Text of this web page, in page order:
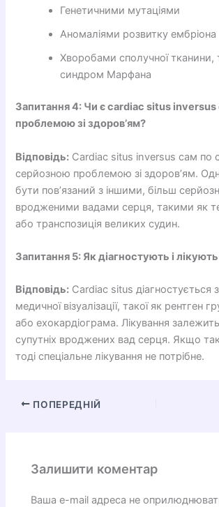
Генетичними мутаціями
Аномаліями розвитку ембріона
Хворобами сполучної тканини,
синдром Марфана
Запитання 4: Чи є cardiac situs
проблемою зі здоров’ям?
Відповідь: Cardiac situs inversus сам по
серйозною проблемою зі здоров’ям.
бути пов’язаний з іншими, більш
вродженими вадами серця, такими як
або транспозиція великих судин.
Запитання 5: Як діагностують і
Відповідь: Cardiac situs
медичної візуалізації, такої як рентген
або ехокардіограма. Лікування залежить
супутніх вроджених вад серця. Якщо
тоді спеціальне лікування не потрібне.
ПОПЕРЕДНІЙ
Залишити коментар
Ваша e-mail адреса не